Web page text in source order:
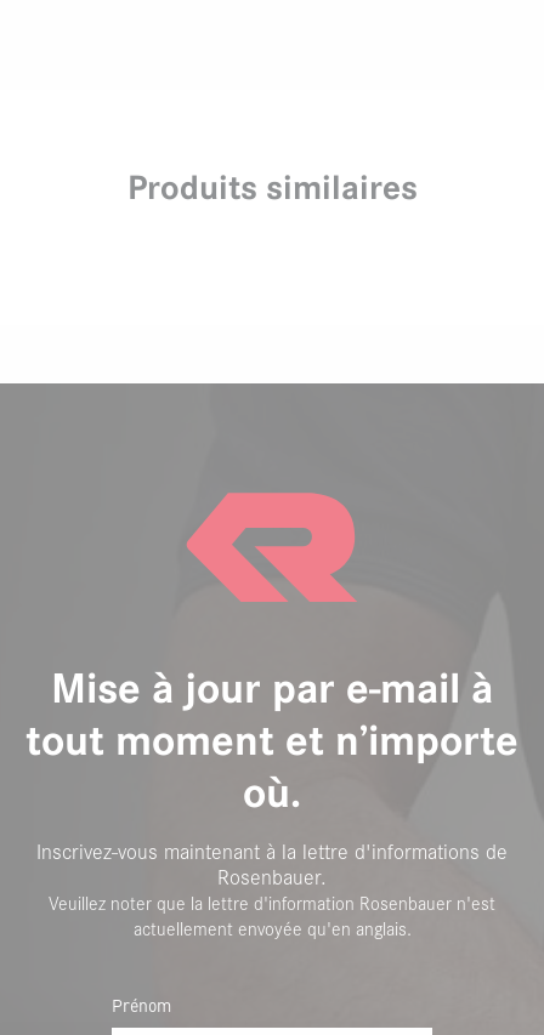
Produits similaires
Mise à jour par e-mail à
tout moment et n’importe
où.
Inscrivez-vous maintenant à la lettre d'informations de
Rosenbauer.
Veuillez noter que la lettre d'information Rosenbauer n'est
actuellement envoyée qu'en anglais.
Prénom